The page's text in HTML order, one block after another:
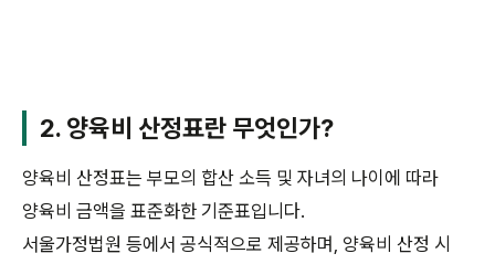
2. 양육비 산정표란 무엇인가?
양육비 산정표는 부모의 합산 소득 및 자녀의 나이에 따라
양육비 금액을 표준화한 기준표입니다.
서울가정법원 등에서 공식적으로 제공하며, 양육비 산정 시